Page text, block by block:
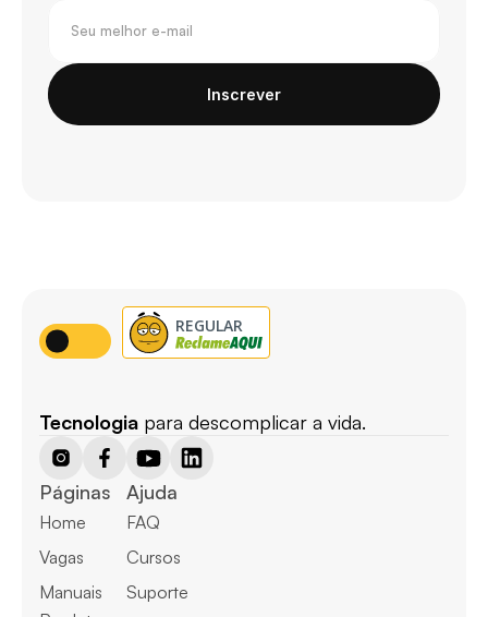
Inscrever
Tecnologia para descomplicar a vida.
Páginas
Home
Vagas
Manuais
Ajuda
FAQ
Cursos
Suporte